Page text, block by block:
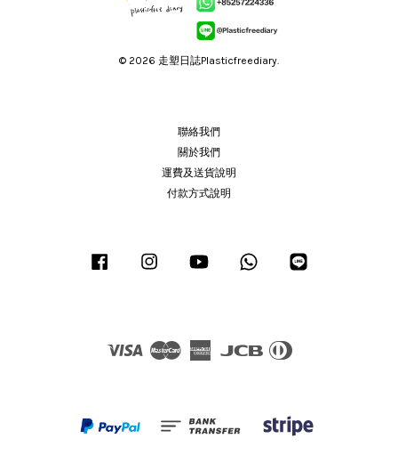
© 2026 走塑日誌Plasticfreediary.
聯絡我們
關於我們
運費及送貨說明
付款方式說明
Facebook Instagram YouTube Whatsapp
Visa Master
American
JCB
Diners